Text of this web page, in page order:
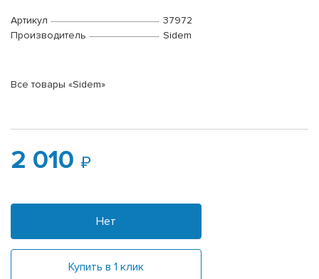
Артикул
37972
Производитель
Sidem
Все товары «Sidem»
2 010
Нет
Купить в 1 клик